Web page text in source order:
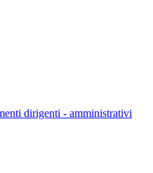
dirigenti - amministrativi